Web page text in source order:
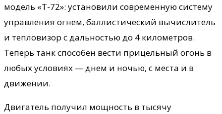
модель «Т-72»: установили современную систему
управления огнем, баллистический вычислитель
и тепловизор с дальностью до 4 километров.
Теперь танк способен вести прицельный огонь в
любых условиях — днем и ночью, с места и в
движении.
Двигатель получил мощность в тысячу